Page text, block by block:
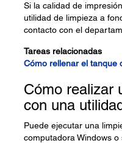
Si la calidad de
utilidad de limpieza a
contacto con el
Tareas relacionadas
Cómo rellenar el tanque
Cómo realizar
con una
Puede ejecutar una
computadora Windows o